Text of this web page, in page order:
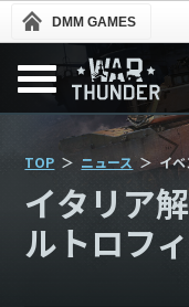
DMM GAMES
TOP ニュース イ
イタリア
ルトロフ